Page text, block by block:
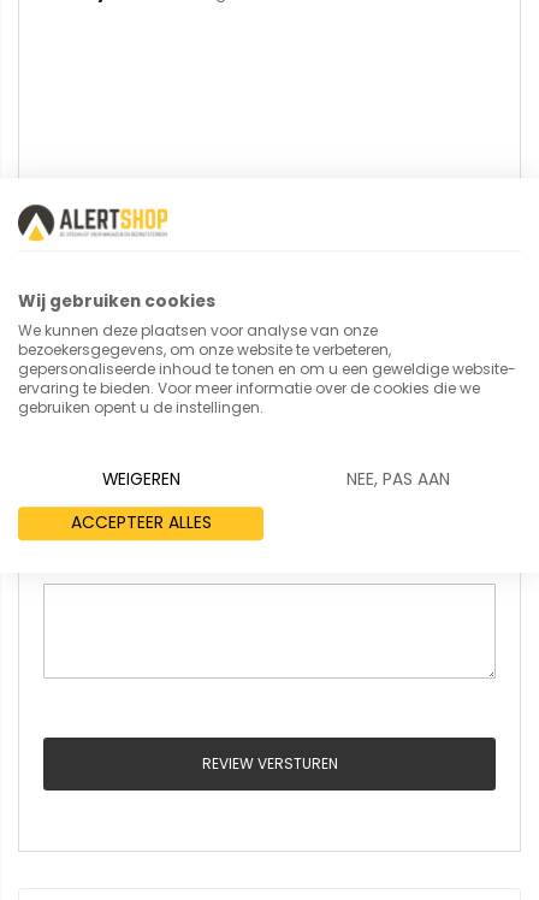
U plaatst een review over:
Uw naam
REVIEW VERSTUREN
Wij gebruiken cookies
We kunnen deze plaatsen voor analyse van onze
bezoekersgegevens, om onze website te verbeteren,
gepersonaliseerde inhoud te tonen en om u een geweldige website-
ervaring te bieden. Voor meer informatie over de cookies die we
gebruiken opent u de instellingen.
WEIGEREN
NEE, PAS AAN
ACCEPTEER ALLES